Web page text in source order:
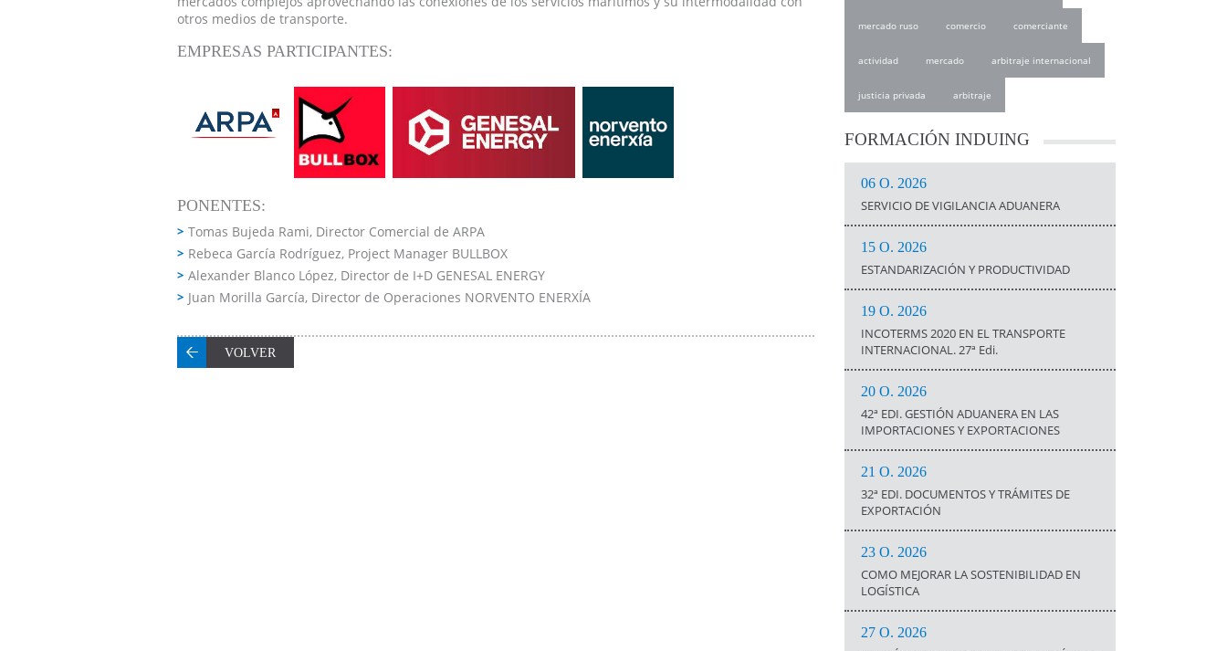
otros medios de transporte.
EMPRESAS PARTICIPANTES:
PONENTES:
Tomas Bujeda Rami, Director Comercial de ARPA
Rebeca García Rodríguez, Project Manager BULLBOX
Alexander Blanco López, Director de I+D GENESAL ENERGY
Juan Morilla García, Director de Operaciones NORVENTO ENERXÍA
VOLVER
mercado ruso comercio comerciante
actividad mercado arbitraje internacional
justicia privada arbitraje
FORMACIÓNINDUING
06 O. 2026
SERVICIO DE VIGILANCIA ADUANERA
15 O. 2026
ESTANDARIZACIÓN Y PRODUCTIVIDAD
19 O. 2026
INCOTERMS 2020 EN EL TRANSPORTE
INTERNACIONAL. 27ª Edi.
20 O. 2026
42ª EDI. GESTIÓN ADUANERA EN LAS
IMPORTACIONES Y EXPORTACIONES
21 O. 2026
32ª EDI. DOCUMENTOS Y TRÁMITES DE
EXPORTACIÓN
23 O. 2026
COMO MEJORAR LA SOSTENIBILIDAD EN
LOGÍSTICA
27 O. 2026